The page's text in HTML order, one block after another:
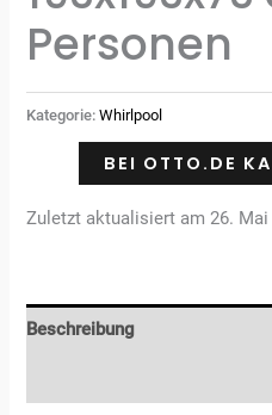
Personen
Kategorie:Whirlpool
BEI OTTO.DE
Zuletzt aktualisiert am 26. Mai
Beschreibung